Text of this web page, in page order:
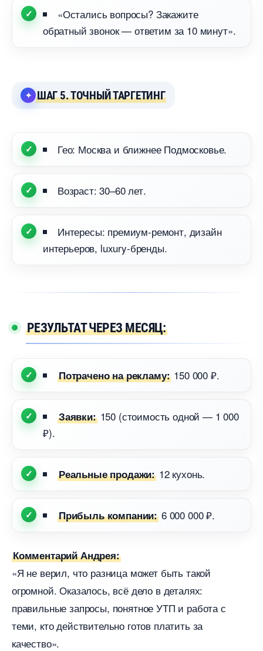
«Остались вопросы? Закажите
обратный звонок — ответим за 10 минут».
ШАГ 5. ТОЧНЫЙ ТАРГЕТИНГ
Гео: Москва и ближнее Подмосковье.
озраст: 30–60 лет.
Интересы: премиум-ремонт, дизайн
интерьеров, luxury-бренды.
РЕЗУЛЬТАТ ЧЕРЕЗ МЕСЯЦ:
Потрачено на рекламу: 150 000 ₽.
Заявки:150 (стоимость одной — 1 000
₽).
Реальные продажи: 12 кухонь.
Прибыль компании: 6 000 000 ₽.
Комментарий Андрея:
«Я не верил, что разница может быть такой
огромной. Оказалось, всё дело в деталях:
правильные запросы, понятное УТП и работа с
теми, кто действительно готов платить за
качество».